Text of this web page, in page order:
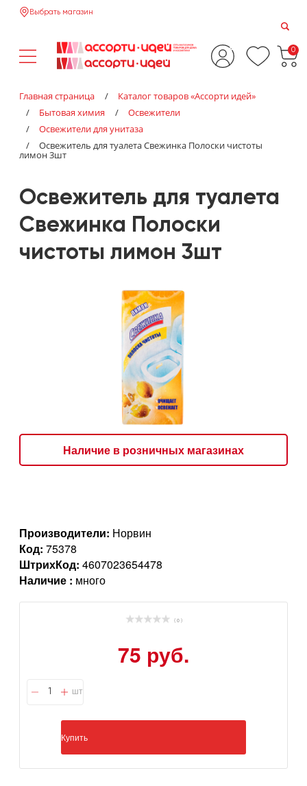
Выбрать магазин
0
Главная страница /
Каталог товаров «‎Ассорти идей»‎
/
Бытовая химия /
Освежители
/
Освежители для унитаза
/
Освежитель для туалета Свежинка Полоски чистоты
лимон 3шт
Освежитель для туалета
Свежинка Полоски
чистоты лимон 3шт
Наличие в розничных магазинах
Производители: Норвин
Код: 75378
ШтрихКод: 4607023654478
Наличие : много
( 0 )
75 руб.
шт
Купить